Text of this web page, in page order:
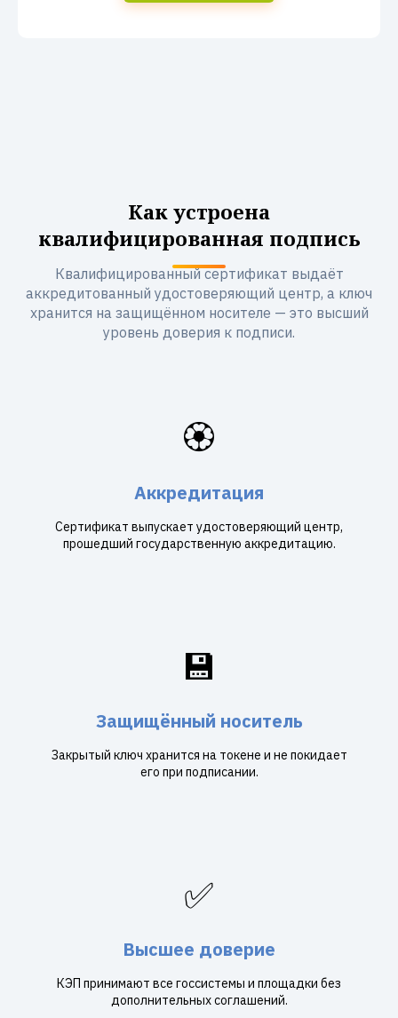
Как устроена
квалифицированная подпись
Квалифицированный сертификат выдаёт
аккредитованный удостоверяющий центр, а ключ
хранится на защищённом носителе — это высший
уровень доверия к подписи.
🏵️
Аккредитация
Сертификат выпускает удостоверяющий центр,
прошедший государственную аккредитацию.
💾
Защищённый носитель
Закрытый ключ хранится на токене и не покидает
его при подписании.
✅
Высшее доверие
КЭП принимают все госсистемы и площадки без
дополнительных соглашений.